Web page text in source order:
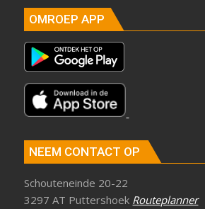
OMROEP APP
NEEM CONTACT OP
Schouteneinde 20-22
3297 AT Puttershoek Routeplanner